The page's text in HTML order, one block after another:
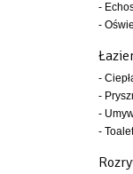
-
-
-
-
-
-